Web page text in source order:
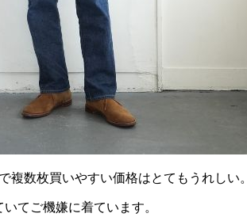
複数枚買いやすい価格はとてもうれしい。
てご機嫌に着ています。